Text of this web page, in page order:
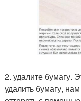
2. удалите бумагу.
удалить бумагу,